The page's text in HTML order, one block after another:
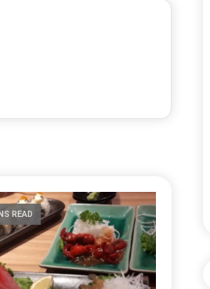
READ